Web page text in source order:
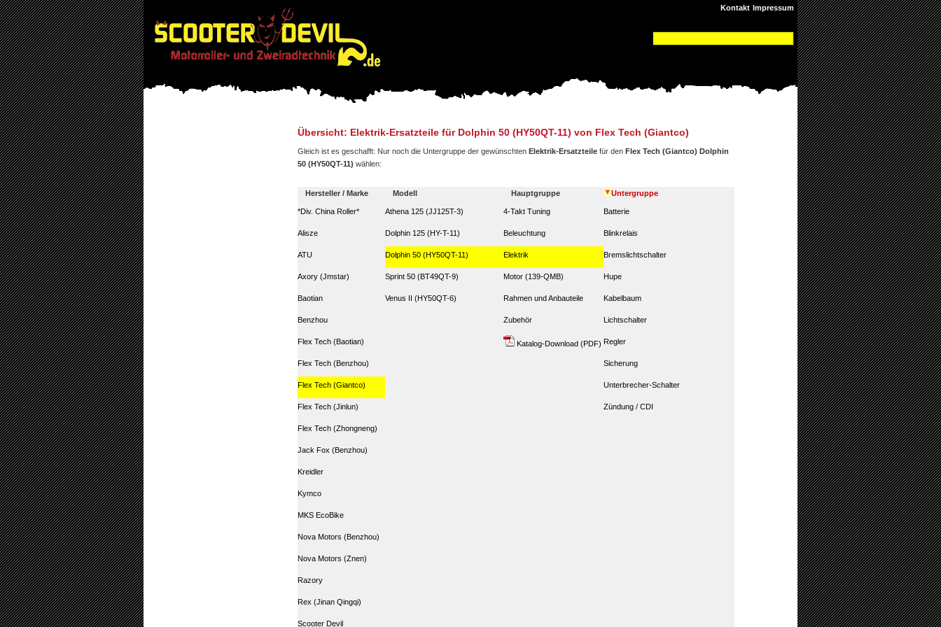
Impressum
Kontakt
Übersicht: Elektrik-Ersatzteile für Dolphin 50 (HY50QT-11) von Flex Tech (Giantco)
Gleich ist es geschafft: Nur noch die Untergruppe der gewünschten Elektrik-Ersatzteile für den Flex Tech (Giantco) Dolphin
50 (HY50QT-11) wählen:
Hersteller / Marke Modell Hauptgruppe Untergruppe
*Div. China Roller*
Alisze
ATU
Axory (Jmstar)
Baotian
Benzhou
Flex Tech (Baotian)
Flex Tech (Benzhou)
Flex Tech (Giantco)
Flex Tech (Jinlun)
Flex Tech (Zhongneng)
Jack Fox (Benzhou)
Kreidler
Kymco
MKS EcoBike
Nova Motors (Benzhou)
Nova Motors (Znen)
Razory
Rex (Jinan Qingqi)
Scooter Devil
Athena 125 (JJ125T-3)
Dolphin 125 (HY-T-11)
Dolphin 50 (HY50QT-11)
Sprint 50 (BT49QT-9)
Venus II (HY50QT-6)
4-Takt Tuning
Beleuchtung
Elektrik
Motor (139-QMB)
Rahmen und Anbauteile
Zubehör
Katalog-Download (PDF)
Batterie
Blinkrelais
Bremslichtschalter
Hupe
Kabelbaum
Lichtschalter
Regler
Sicherung
Unterbrecher-Schalter
Zündung / CDI